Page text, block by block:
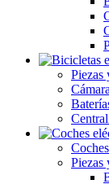
Piezas
Piezas